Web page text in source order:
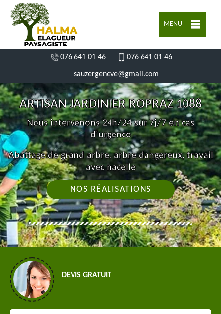
MENU
076 641 01 46 076 641 01 46
sauzergeneve@gmail.com
ARTISAN JARDINIER ROPRAZ 1088
Nous intervenons 24h/24 sur 7j/7 en cas
d'urgence
Abattage de grand arbre, arbre dangereux, travail
avec nacelle
NOS RÉALISATIONS
DEVIS GRATUIT